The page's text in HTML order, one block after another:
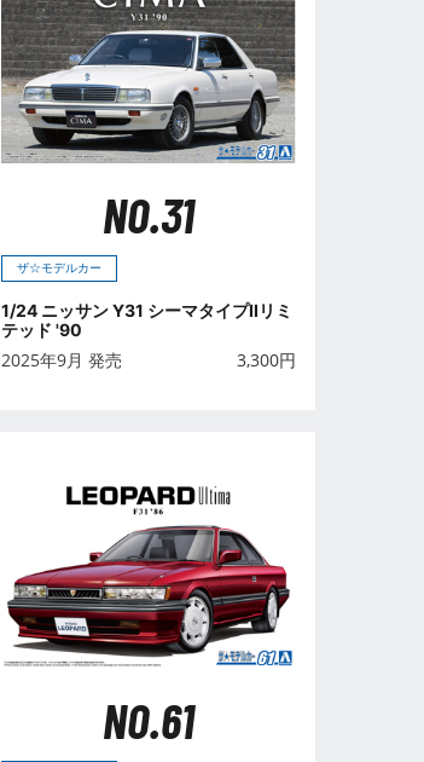
NO.31
ザ☆モデルカー
1/24 ニッサン Y31 シーマタイプIIリミ
テッド '90
2025年9月 発売 3,300円
NO.61